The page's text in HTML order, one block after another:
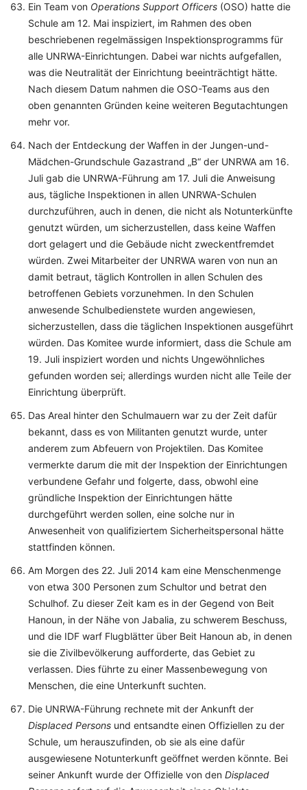
Ein Team von Operations Support Officers (OSO) hatte die
Schule am 12. Mai inspiziert, im Rahmen des oben
beschriebenen regelmässigen Inspektionsprogramms für
alle UNRWA-Einrichtungen. Dabei war nichts aufgefallen,
was die Neutralität der Einrichtung beeinträchtigt hätte.
Nach diesem Datum nahmen die OSO-Teams aus den
oben genannten Gründen keine weiteren Begutachtungen
mehr vor.
Nach der Entdeckung der Waffen in der Jungen-und-
Mädchen-Grundschule Gazastrand „B“ der UNRWA am 16.
Juli gab die UNRWA-Führung am 17. Juli die Anweisung
aus, tägliche Inspektionen in allen UNRWA-Schulen
durchzuführen, auch in denen, die nicht als Notunterkünfte
genutzt würden, um sicherzustellen, dass keine Waffen
dort gelagert und die Gebäude nicht zweckentfremdet
würden. Zwei Mitarbeiter der UNRWA waren von nun an
damit betraut, täglich Kontrollen in allen Schulen des
betroffenen Gebiets vorzunehmen. In den Schulen
anwesende Schulbedienstete wurden angewiesen,
sicherzustellen, dass die täglichen Inspektionen ausgeführt
würden. Das Komitee wurde informiert, dass die Schule am
19. Juli inspiziert worden und nichts Ungewöhnliches
gefunden worden sei; allerdings wurden nicht alle Teile der
Einrichtung überprüft.
Das Areal hinter den Schulmauern war zu der Zeit dafür
bekannt, dass es von Militanten genutzt wurde, unter
anderem zum Abfeuern von Projektilen. Das Komitee
vermerkte darum die mit der Inspektion der Einrichtungen
verbundene Gefahr und folgerte, dass, obwohl eine
gründliche Inspektion der Einrichtungen hätte
durchgeführt werden sollen, eine solche nur in
Anwesenheit von qualifiziertem Sicherheitspersonal hätte
stattfinden können.
Am Morgen des 22. Juli 2014 kam eine Menschenmenge
von etwa 300 Personen zum Schultor und betrat den
Schulhof. Zu dieser Zeit kam es in der Gegend von Beit
Hanoun, in der Nähe von Jabalia, zu schwerem Beschuss,
und die IDF warf Flugblätter über Beit Hanoun ab, in denen
sie die Zivilbevölkerung aufforderte, das Gebiet zu
verlassen. Dies führte zu einer Massenbewegung von
Menschen, die eine Unterkunft suchten.
Die UNRWA-Führung rechnete mit der Ankunft der
Displaced Persons und entsandte einen Offiziellen zu der
Schule, um herauszufinden, ob sie als eine dafür
ausgewiesene Notunterkunft geöffnet werden könnte. Bei
seiner Ankunft wurde der Offizielle von den Displaced